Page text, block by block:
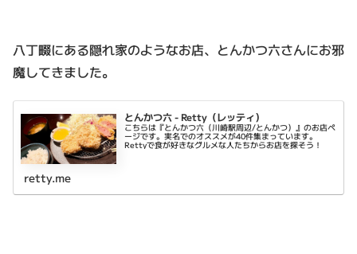
八丁畷にある隠れ家のようなお店、とんかつ六さんにお邪
魔してきました。
とんかつ六 - Retty（レッティ）
こちらは『とんかつ六（川崎駅周辺/とんかつ）』のお店ペ
ージです。実名でのオススメが40件集まっています。
Rettyで食が好きなグルメな人たちからお店を探そう！
retty.me